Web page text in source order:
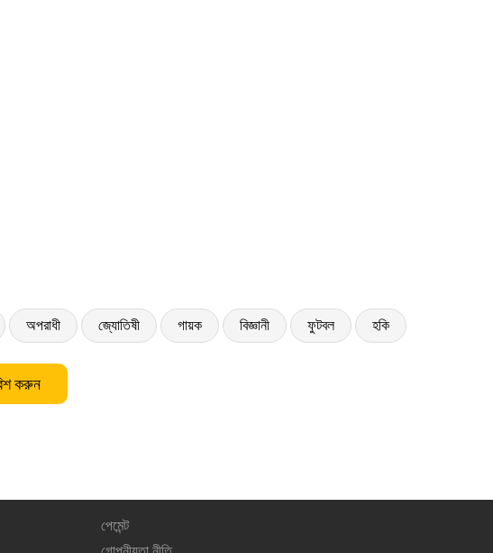
অপরাধী জ্যোতিষী গায়ক বিজ্ঞানী ফুটবল হকি
করুন
পেমেন্ট